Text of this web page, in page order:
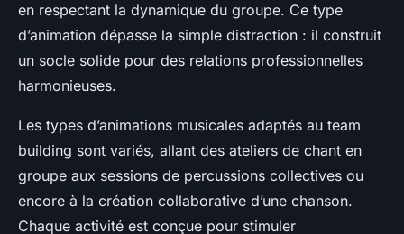
en respectant la dynamique du groupe. Ce type
d’animation dépasse la simple distraction : il construit
un socle solide pour des relations professionnelles
harmonieuses.
Les types d’animations musicales adaptés au team
building sont variés, allant des ateliers de chant en
groupe aux sessions de percussions collectives ou
encore à la création collaborative d’une chanson.
Chaque activité est conçue pour stimuler